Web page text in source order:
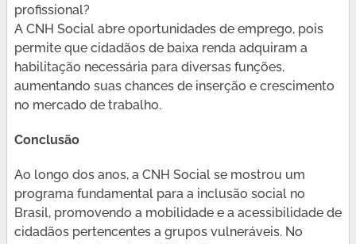
profissional?
A CNH Social abre oportunidades de emprego, pois
permite que cidadãos de baixa renda adquiram a
habilitação necessária para diversas funções,
aumentando suas chances de inserção e crescimento
no mercado de trabalho.
Conclusão
Ao longo dos anos, a CNH Social se mostrou um
programa fundamental para a inclusão social no
Brasil, promovendo a mobilidade e a acessibilidade de
cidadãos pertencentes a grupos vulneráveis. No